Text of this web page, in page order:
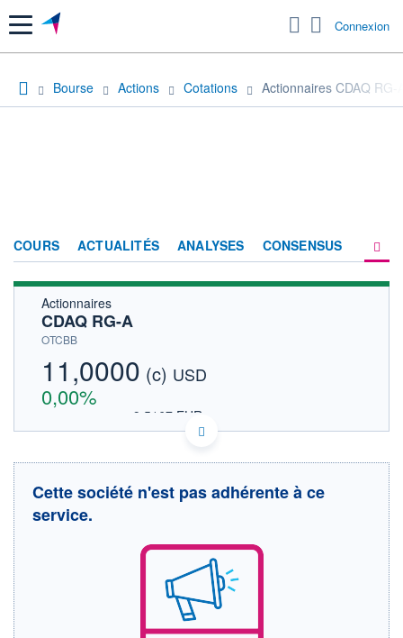
Menu Connexion
Bourse Actions Cotations Actionnaires CDAQ RG-
COURS ACTUALITÉS ANALYSES CONSENSUS
ACTIONNAIRES
Actionnaires
CDAQ RG-A
OTCBB
11,0000 (c) USD
0,00%
9,5167 EUR
DONNÉES TEMPS DIFFÉRÉ
Cotation sur les autres places
11,0000
+ BAS
0,0000
CAPITAL ÉCHANGÉ
0,00%
Cette société n'est pas adhérente à ce
service.